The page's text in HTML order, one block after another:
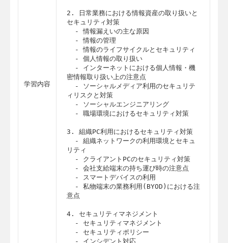
学習内容
2. 日常業務における情報資産の取り扱いと
セキュリティ対策
密情報取り扱い上の注意点
ィリスクと対策
3. 組織PC利用におけるセキュリティ対策
リティ
意点
4. セキュリティマネジメント